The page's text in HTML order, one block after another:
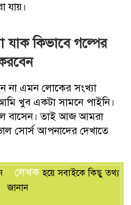
যায়।
কিভাবে গল্পের
না এমন লোকের সংখ্যা
খুব একটা সামনে পাইনি।
বাসেন। তাই আজ আমরা
সোর্স আপনাদের দেখাতে
লেখকহয়ে সবাইকে কিছু তথ্য
জানান